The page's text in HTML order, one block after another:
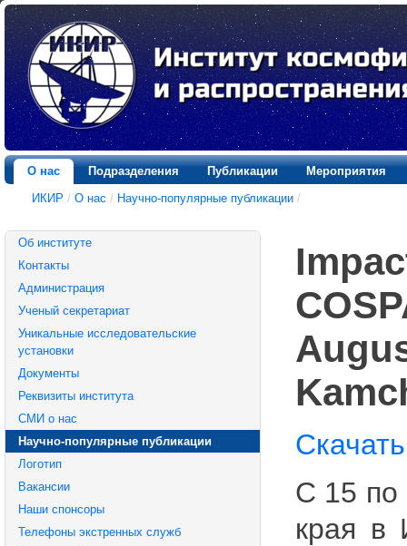
О нас Подразделения Публикации
Мероприятия
ИКИР / О нас / Научно-популярные публикации /
Об институте
Контакты
Администрация
Ученый секретариат
Уникальные исследовательские
установки
Документы
Реквизиты института
СМИ о нас
Научно-популярные публикации
Логотип
Вакансии
Наши спонсоры
Телефоны экстренных служб
С 15 по
края в